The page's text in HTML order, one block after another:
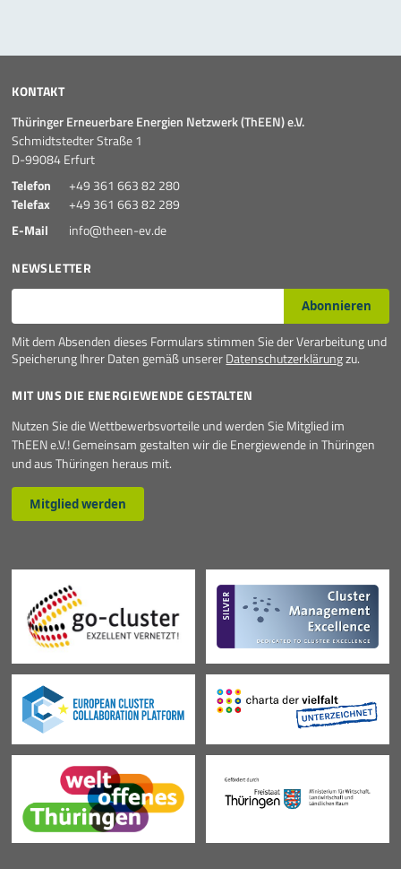
Mehr
KONTAKT
Thüringer Erneuerbare Energien Netzwerk (ThEEN) e.V.
Schmidtstedter Straße 1
D-99084 Erfurt
Telefon
+49 361 663 82 280
Telefax
+49 361 663 82 289
E-Mail
info@theen-ev.de
NEWSLETTER
E-Mail* Abonnieren
Mit dem Absenden dieses Formulars stimmen Sie der Verarbeitung und
Speicherung Ihrer Daten gemäß unsererDatenschutzerklärungzu.
MIT UNS DIE ENERGIEWENDE GESTALTEN
Nutzen Sie die Wettbewerbsvorteile und werden Sie Mitglied im
ThEEN e.V.! Gemeinsam gestalten wir die Energiewende in Thüringen
und aus Thüringen heraus mit.
Mitglied werden